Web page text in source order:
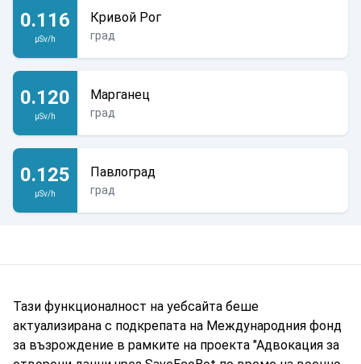
0.116
µSv/h
Кривой Рог
град
0.120
µSv/h
Марганец
град
0.125
µSv/h
Павлоград
град
Тази функционалност на уебсайта беше
актуализирана с подкрепата на Международния фонд
за възрождение в рамките на проекта "Адвокация за